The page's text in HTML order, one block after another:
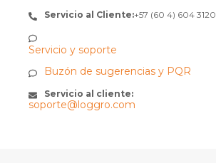
Servicio al Cliente:+57 (60 4) 604 3120
Servicio y soporte
Buzón de sugerencias y PQR
Servicio al cliente:
soporte@loggro.com